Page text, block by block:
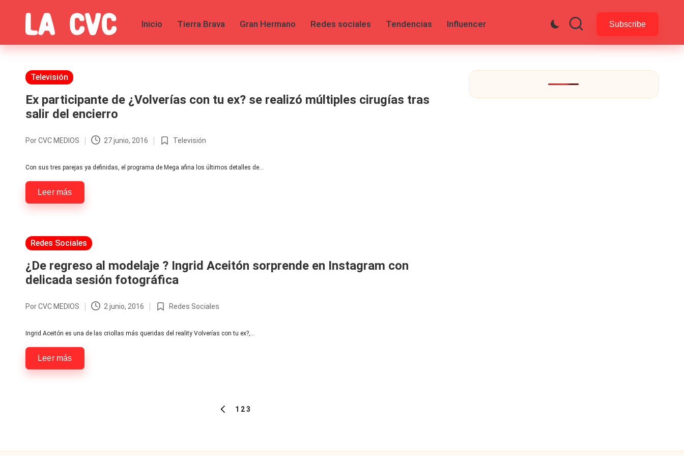
contenidoC
o
p
u
c
h
a
s
F
ar
n
d
ul
a
le
de
la
farándula,
Realitys,
Tierra
Gran
Tendencias
-
Exclusivas
-
redes
-
-
Inicio Tierra Brava Gran Hermano Redes sociales Tendencias Influencer Subscribe
Publicada
Televisión
Ex participante de ¿Volverías con tu ex? se realizó múltiples cirugías tras
salir del encierro
PorCVC MEDIOS 27 junio, 2016
Publicada
Televisión
Con sus tres parejas ya definidas, el programa de Mega afina los últimos detalles de…
Leer más
Publicada
Redes Sociales
¿De regreso al modelaje ? Ingrid Aceitón sorprende en Instagram con
delicada sesión fotográfica
PorCVC MEDIOS 2 junio, 2016
Publicada
Redes Sociales
Ingrid Aceitón es una de las criollas más queridas del reality Volverías con tu ex?,…
Leer más
entradas
PÁGINA
1 23